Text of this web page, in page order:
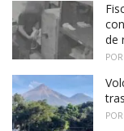
de
POR
POR